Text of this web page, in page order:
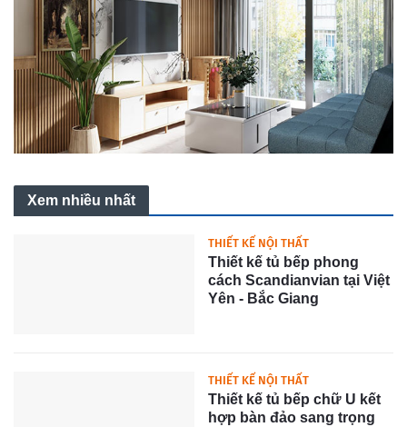
Xem nhiều nhất
THIẾT KẾ NỘI THẤT
Thiết kế tủ bếp phong
cách Scandianvian tại Việt
Yên - Bắc Giang
THIẾT KẾ NỘI THẤT
Thiết kế tủ bếp chữ U kết
hợp bàn đảo sang trọng